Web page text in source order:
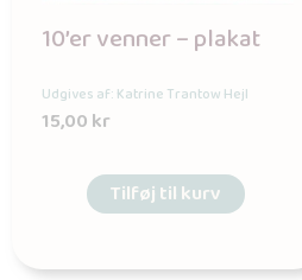
10’er venner – plakat
Udgives af: Katrine Trantow Hejl
15,00kr
Tilføj til kurv